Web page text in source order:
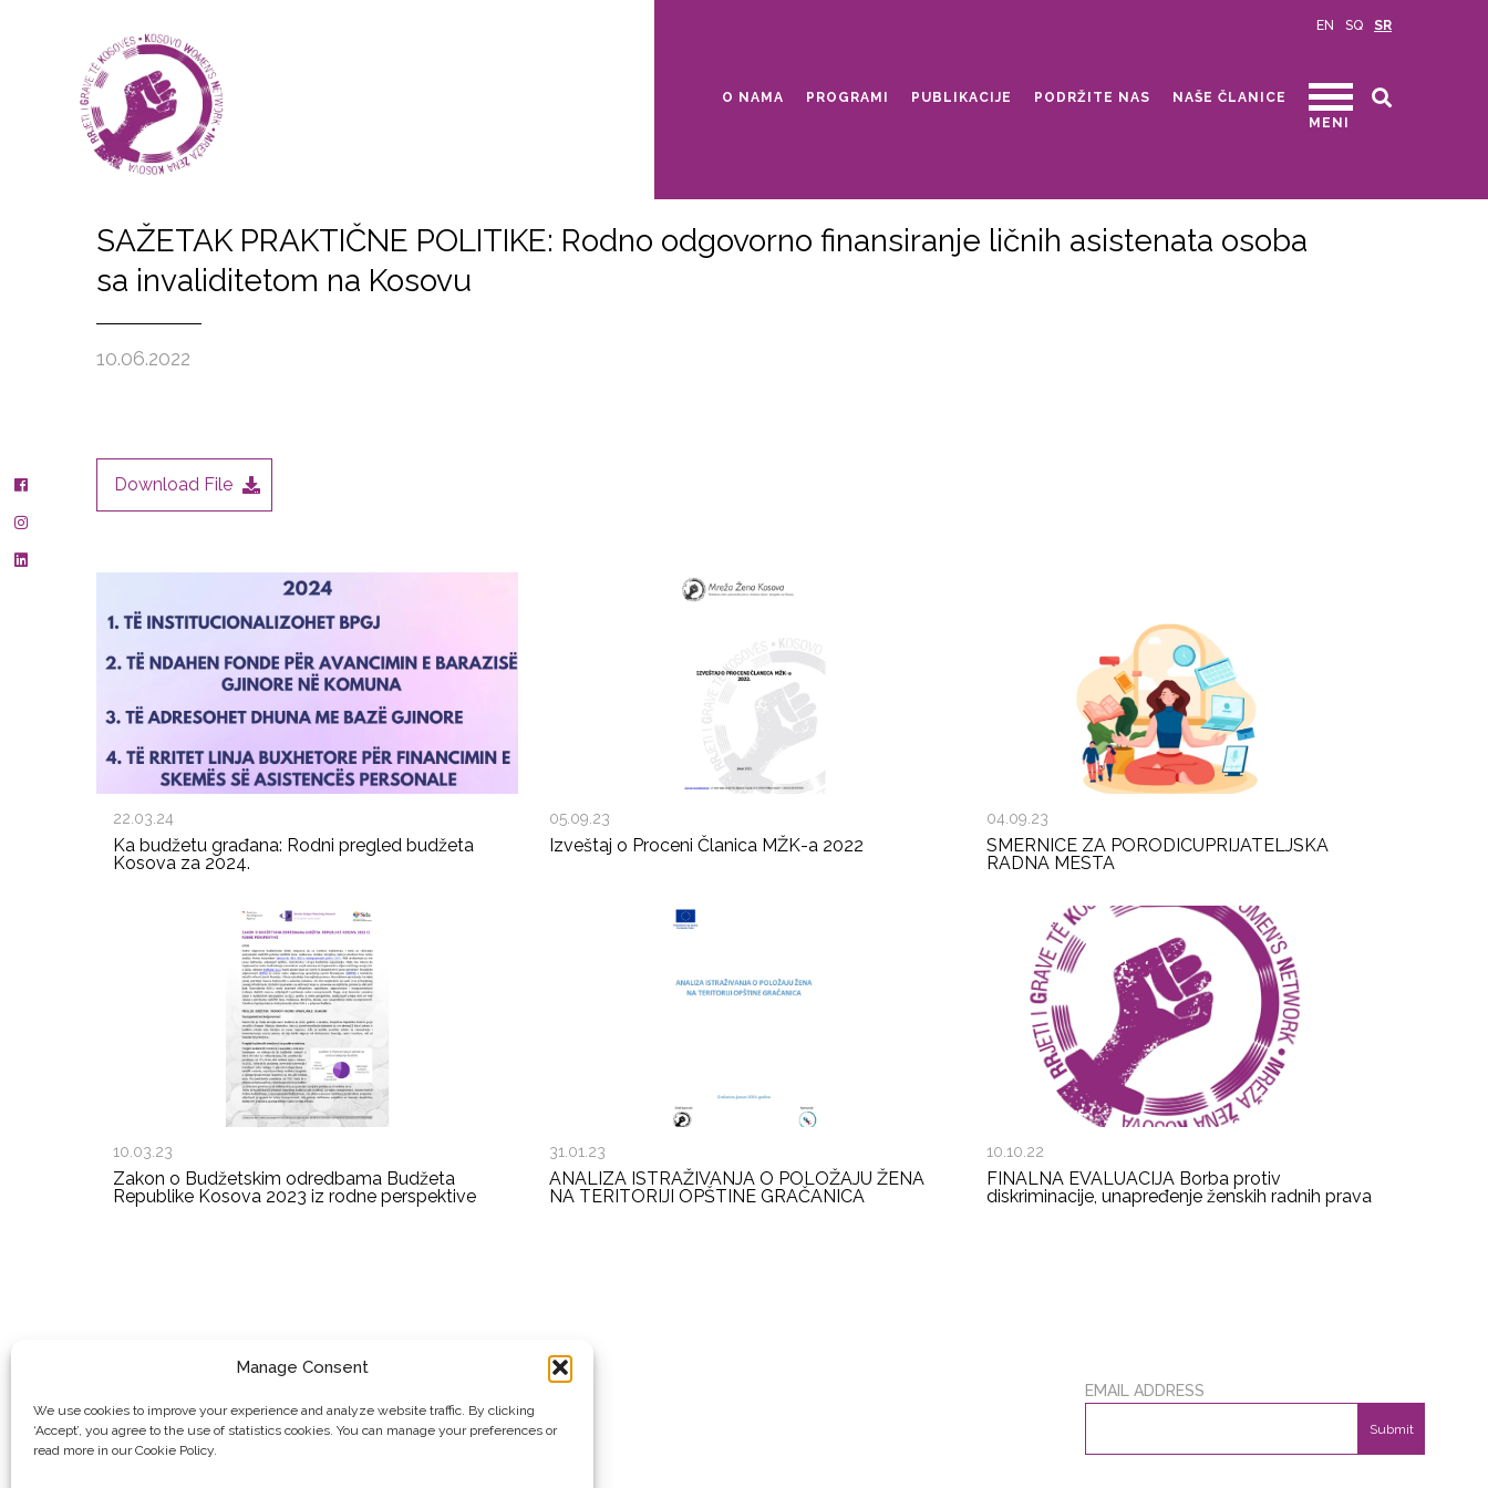
Manage Consent
We use cookies to improve your experience and analyze website traffic. By clicking
‘Accept’, you agree to the use of statistics cookies. You can manage your preferences or
read more in our Cookie Policy.
EN SQ SR
O NAMA PROGRAMI PUBLIKACIJE PODRŽITE NAS
NAŠE ČLANICE
MENI
SAŽETAK PRAKTIČNE POLITIKE: Rodno odgovorno finansiranje ličnih asistenata osoba
sa invaliditetom na Kosovu
10.06.2022
Download File
22.03.24
Ka budžetu građana: Rodni pregled budžeta
Kosova za 2024.
05.09.23
Izveštaj o Proceni Članica MŽK-a 2022
04.09.23
SMERNICE ZA PORODICUPRIJATELJSKA
RADNA MESTA
10.03.23
Zakon o Budžetskim odredbama Budžeta
Republike Kosova 2023 iz rodne perspektive
31.01.23
ANALIZA ISTRAŽIVANJA O POLOŽAJU ŽENA
NA TERITORIJI OPŠTINE GRAČANICA
10.10.22
FINALNA EVALUACIJA Borba protiv
diskriminacije, unapređenje ženskih radnih prava
EMAIL ADDRESS
Submit